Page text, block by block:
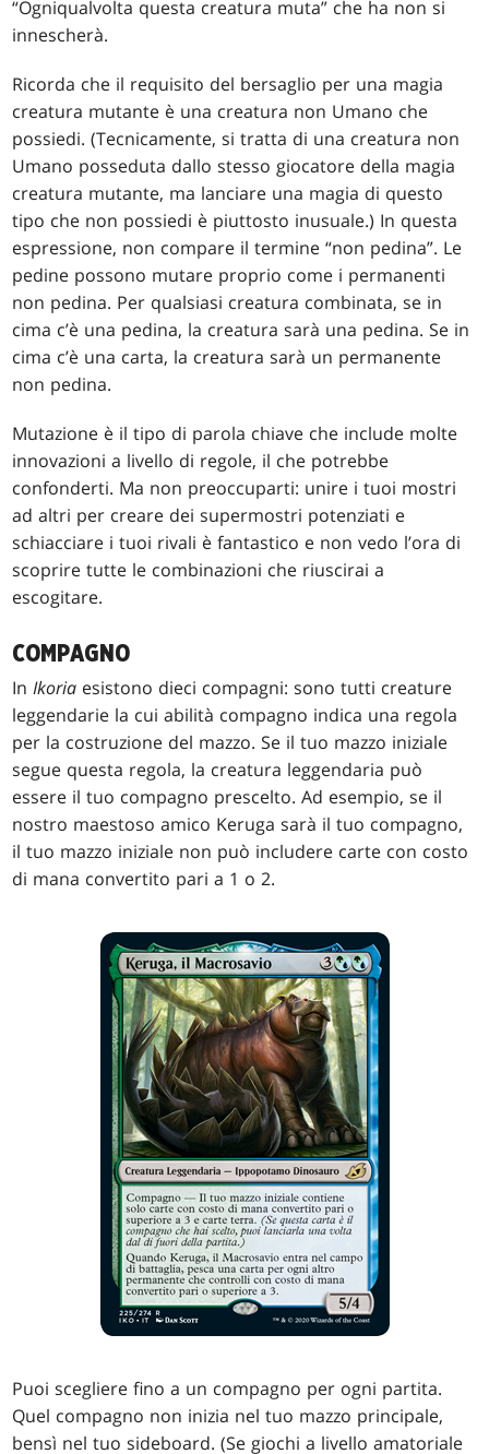
“Ogniqualvolta questa creatura muta” che ha non si
innescherà.
Ricorda che il requisito del bersaglio per una magia
creatura mutante è una creatura non Umano che
possiedi. (Tecnicamente, si tratta di una creatura non
Umano posseduta dallo stesso giocatore della magia
creatura mutante, ma lanciare una magia di questo
tipo che non possiedi è piuttosto inusuale.) In questa
espressione, non compare il termine “non pedina”. Le
pedine possono mutare proprio come i permanenti
non pedina. Per qualsiasi creatura combinata, se in
cima c’è una pedina, la creatura sarà una pedina. Se in
cima c’è una carta, la creatura sarà un permanente
non pedina.
Mutazione è il tipo di parola chiave che include molte
innovazioni a livello di regole, il che potrebbe
confonderti. Ma non preoccuparti: unire i tuoi mostri
ad altri per creare dei supermostri potenziati e
schiacciare i tuoi rivali è fantastico e non vedo l’ora di
scoprire tutte le combinazioni che riuscirai a
escogitare.
COMPAGNO
InIkoria esistono dieci compagni: sono tutti creature
leggendarie la cui abilità compagno indica una regola
per la costruzione del mazzo. Se il tuo mazzo iniziale
segue questa regola, la creatura leggendaria può
essere il tuo compagno prescelto. Ad esempio, se il
nostro maestoso amico Keruga sarà il tuo compagno,
il tuo mazzo iniziale non può includere carte con costo
di mana convertito pari a 1 o 2.
Puoi scegliere fino a un compagno per ogni partita.
Quel compagno non inizia nel tuo mazzo principale,
bensì nel tuo sideboard. (Se giochi a livello amatoriale